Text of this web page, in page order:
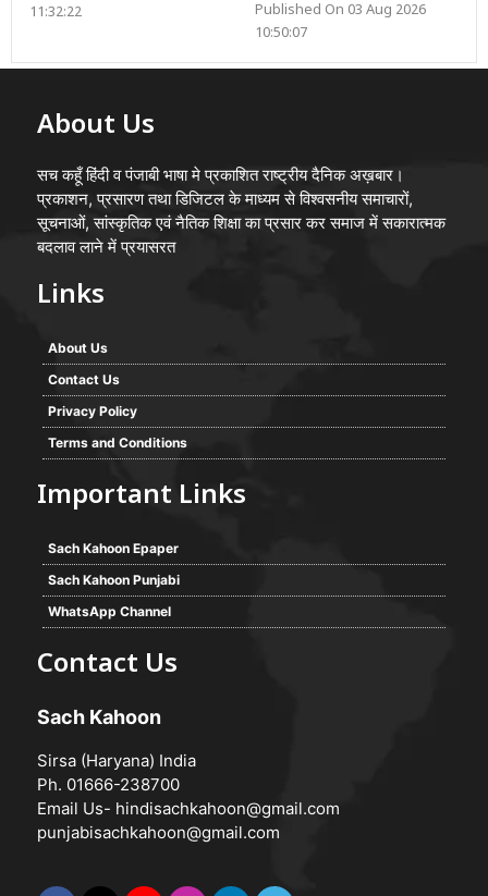
11:32:22
Published On 03 Aug 2026
10:50:07
About Us
सच कहूँ हिंदी व पंजाबी भाषा मे प्रकाशित राष्ट्रीय दैनिक अख़बार।
प्रकाशन, प्रसारण तथा डिजिटल के माध्यम से विश्वसनीय समाचारों,
सूचनाओं, सांस्कृतिक एवं नैतिक शिक्षा का प्रसार कर समाज में सकारात्मक
बदलाव लाने में प्रयासरत
Links
About Us
Contact Us
Privacy Policy
Terms and Conditions
Important Links
Sach Kahoon Epaper
Sach Kahoon Punjabi
WhatsApp Channel
Contact Us
Sach Kahoon
Sirsa (Haryana) India
Ph. 01666-238700
Email Us- hindisachkahoon@gmail.com
punjabisachkahoon@gmail.com